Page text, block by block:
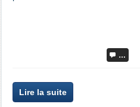
…
Lire la suite